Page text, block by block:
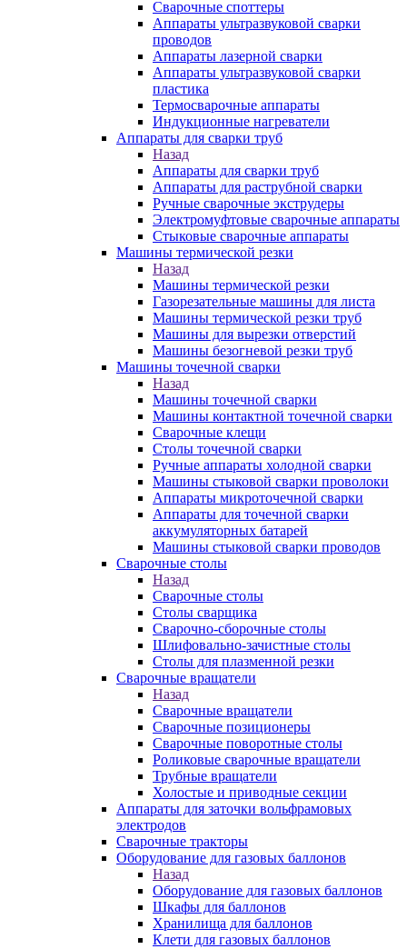
Сварочные споттеры
Аппараты ультразвуковой сварки
проводов
Аппараты лазерной сварки
Аппараты ультразвуковой сварки
пластика
Термосварочные аппараты
Индукционные нагреватели
Аппараты для сварки труб
Назад
Аппараты для сварки труб
Аппараты для раструбной сварки
Ручные сварочные экструдеры
Электромуфтовые сварочные аппараты
Стыковые сварочные аппараты
Машины термической резки
Назад
Машины термической резки
Газорезательные машины для листа
Машины термической резки труб
Машины для вырезки отверстий
Машины безогневой резки труб
Машины точечной сварки
Назад
Машины точечной сварки
Машины контактной точечной сварки
Сварочные клещи
Столы точечной сварки
Ручные аппараты холодной сварки
Машины стыковой сварки проволоки
Аппараты микроточечной сварки
Аппараты для точечной сварки
аккумуляторных батарей
Машины стыковой сварки проводов
Сварочные столы
Назад
Сварочные столы
Столы сварщика
Сварочно-сборочные столы
Шлифовально-зачистные столы
Столы для плазменной резки
Сварочные вращатели
Назад
Сварочные вращатели
Сварочные позиционеры
Сварочные поворотные столы
Роликовые сварочные вращатели
Трубные вращатели
Холостые и приводные секции
Аппараты для заточки вольфрамовых
электродов
Сварочные тракторы
Оборудование для газовых баллонов
Назад
Оборудование для газовых баллонов
Шкафы для баллонов
Хранилища для баллонов
Клети для газовых баллонов